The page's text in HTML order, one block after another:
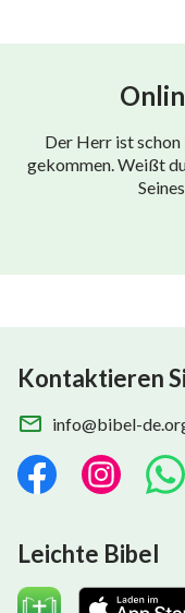
Der Herr ist
gekommen. Weißt
Kontaktieren
info@bibel-
Leichte Bibel